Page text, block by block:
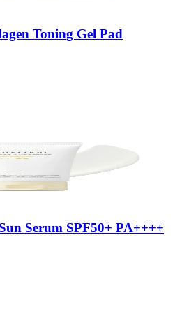
Toning Gel Pad
Serum SPF50+ PA++++